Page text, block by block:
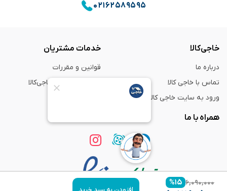
۶,۰۹۰,۰۰۰ ۱۵%
۰۲۱۶۲۵۸۹۵۹۵
خاجی‌کالا
درباره ما
تماس با خاجی کالا
ورود به سایت خاجی‌ کالا
خدمات مشتریان
قوانین و مقررات
راهنمای خرید از خاجی‌کالا
همراه با ما